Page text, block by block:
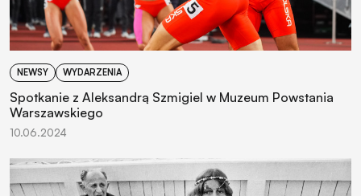
NEWSY WYDARZENIA
Spotkanie z Aleksandrą Szmigiel w Muzeum Powstania
Warszawskiego
10.06.2024